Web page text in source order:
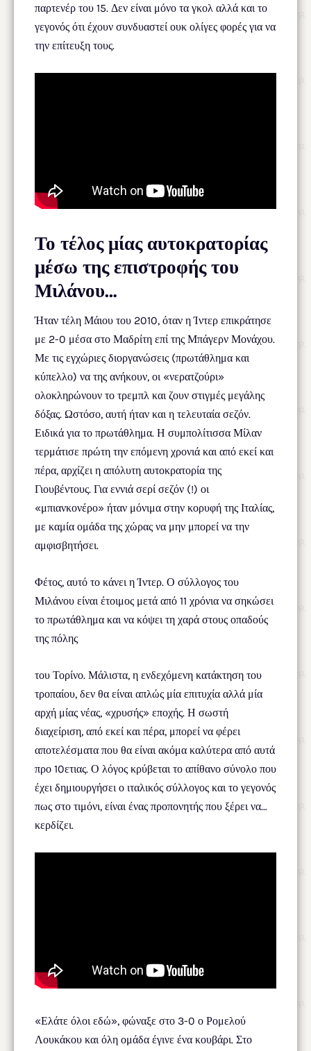
παρτενέρ του 15. Δεν είναι μόνο τα γκολ αλλά και το
γεγονός ότι έχουν συνδυαστεί ουκ ολίγες φορές για να
την επίτευξη τους.
Το τέλος μίας αυτοκρατορίας
μέσω της επιστροφής του
Μιλάνου…
Ήταν τέλη Μάιου του 2010, όταν η Ίντερ επικράτησε
με 2-0 μέσα στο Μαδρίτη επί της Μπάγερν Μονάχου.
Με τις εγχώριες διοργανώσεις (πρωτάθλημα και
κύπελλο) να της ανήκουν, οι «νερατζούρι»
ολοκληρώνουν το τρεμπλ και ζουν στιγμές μεγάλης
δόξας. Ωστόσο, αυτή ήταν και η τελευταία σεζόν.
Ειδικά για το πρωτάθλημα. Η συμπολίτισσα Μίλαν
τερμάτισε πρώτη την επόμενη χρονιά και από εκεί και
πέρα, αρχίζει η απόλυτη αυτοκρατορία της
Γιουβέντους. Για εννιά σερί σεζόν (!) οι
«μπιανκονέρο» ήταν μόνιμα στην κορυφή της Ιταλίας,
με καμία ομάδα της χώρας να μην μπορεί να την
αμφισβητήσει.
Φέτος, αυτό το κάνει η Ίντερ. Ο σύλλογος του
Μιλάνου είναι έτοιμος μετά από 11 χρόνια να σηκώσει
το πρωτάθλημα και να κόψει τη χαρά στους οπαδούς
της πόλης
του Τορίνο. Μάλιστα, η ενδεχόμενη κατάκτηση του
τροπαίου, δεν θα είναι απλώς μία επιτυχία αλλά μία
αρχή μίας νέας, «χρυσής» εποχής. Η σωστή
διαχείριση, από εκεί και πέρα, μπορεί να φέρει
αποτελέσματα που θα είναι ακόμα καλύτερα από αυτά
προ 10ετιας. Ο λόγος κρύβεται το απίθανο σύνολο που
έχει δημιουργήσει ο ιταλικός σύλλογος και το γεγονός
πως στο τιμόνι, είναι ένας προπονητής που ξέρει να…
κερδίζει.
«Ελάτε όλοι εδώ», φώναξε στο 3-0 ο Ρομελού
Λουκάκου και όλη ομάδα έγινε ένα κουβάρι. Στο